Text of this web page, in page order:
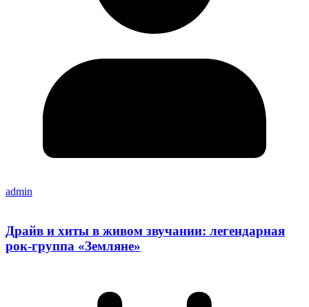
admin
Драйв и хиты в живом звучании: легендарная
рок-группа «Земляне»